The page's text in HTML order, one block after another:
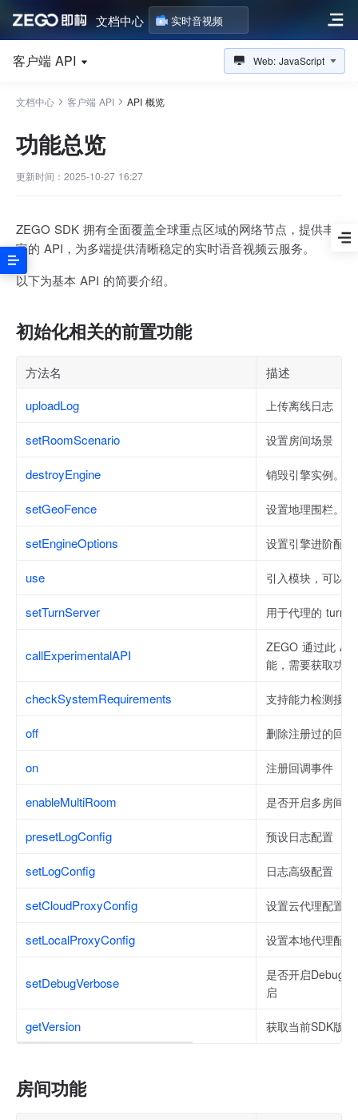
文档中心 实时音视频
客户端 API Web: JavaScript
文档中心 客户端 API API 概览
功能总览
更新时间：2025-10-27 16:27
ZEGO SDK 拥有全面覆盖全球重点区域的网络节点，提供丰
富的 API，为多端提供清晰稳定的实时语音视频云服务。
以下为基本 API 的简要介绍。
初始化相关的前置功能
方法名
描述
uploadLog
上传离线日志
setRoomScenario 设置房间场景
destroyEngine 销毁引擎实例。
setGeoFence 设置地理围栏。
setEngineOptions 设置引擎进阶配
use 引入模块，可以
setTurnServer 用于代理的 turn
callExperimentalAPI
ZEGO 通过此
能，需要获取功
checkSystemRequirements 支持能力检测接口
off 删除注册过的回
on 注册回调事件
enableMultiRoom 是否开启多房间
presetLogConfig 预设日志配置
setLogConfig 日志高级配置
setCloudProxyConfig 设置云代理配置。
setLocalProxyConfig 设置本地代理配
setDebugVerbose
是否开启Debug
启
getVersion 获取当前SDK版本
房间功能